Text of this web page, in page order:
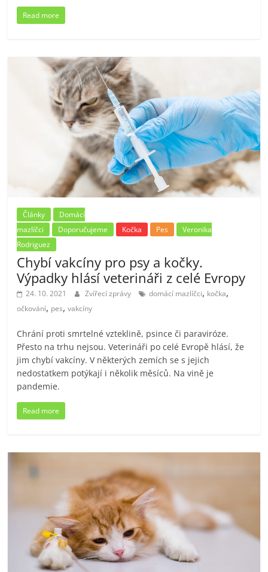
Read more
Články
Domácí
mazlíčci
Doporučujeme Kočka Pes
Veronika
Rodriguez
Chybí vakcíny pro psy a kočky.
Výpadky hlásí veterináři z celé Evropy
24. 10. 2021 Zvířecí zprávy domácí mazlíčci, kočka,
očkování, pes,vakcíny
Chrání proti smrtelné vzteklině, psince či paraviróze.
Přesto na trhu nejsou. Veterináři po celé Evropě hlásí, že
jim chybí vakcíny. V některých zemích se s jejich
nedostatkem potýkají i několik měsíců. Na vině je
pandemie.
Read more